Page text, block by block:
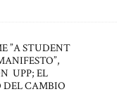
”A STUDENT
UPP; EL
CAMBIO